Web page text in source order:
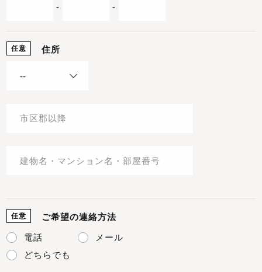
- -
任意 住所
任意 ご希望の連絡方法
電話
メール
どちらでも